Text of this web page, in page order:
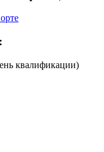
квалификации)